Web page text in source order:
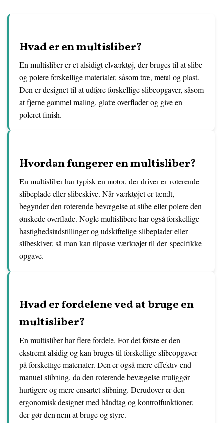
Hvad er en multisliber?
En multisliber er et alsidigt elværktøj, der bruges til at slibe
og polere forskellige materialer, såsom træ, metal og plast.
Den er designet til at udføre forskellige slibeopgaver, såsom
at fjerne gammel maling, glatte overflader og give en
poleret finish.
Hvordan fungerer en multisliber?
En multisliber har typisk en motor, der driver en roterende
slibeplade eller slibeskive. Når værktøjet er tændt,
begynder den roterende bevægelse at slibe eller polere den
ønskede overflade. Nogle multislibere har også forskellige
hastighedsindstillinger og udskiftelige slibeplader eller
slibeskiver, så man kan tilpasse værktøjet til den specifikke
opgave.
Hvad er fordelene ved at bruge en
multisliber?
En multisliber har flere fordele. For det første er den
ekstremt alsidig og kan bruges til forskellige slibeopgaver
på forskellige materialer. Den er også mere effektiv end
manuel slibning, da den roterende bevægelse muliggør
hurtigere og mere ensartet slibning. Derudover er den
ergonomisk designet med håndtag og kontrolfunktioner,
der gør den nem at bruge og styre.